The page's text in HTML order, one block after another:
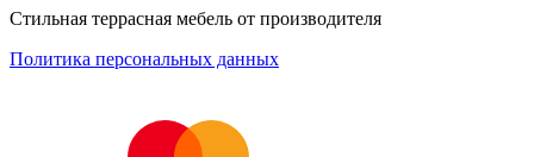
Стильная террасная мебель от производителя
Политика персональных данных